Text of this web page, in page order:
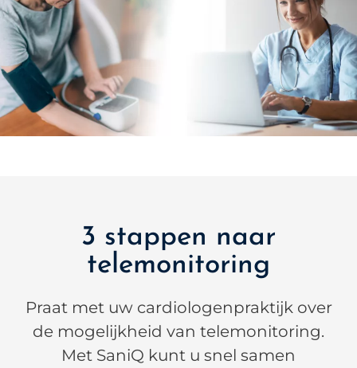
3 stappen naar
telemonitoring
Praat met uw cardiologenpraktijk over
de mogelijkheid van telemonitoring.
Met SaniQ kunt u snel samen